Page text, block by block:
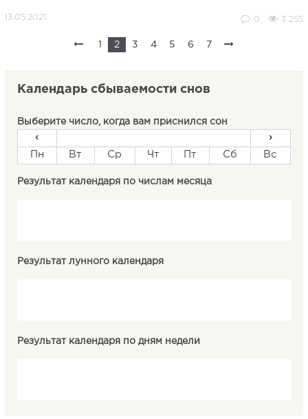
0 3 255
2 3 4 5 6 7
Календарь сбываемости снов
Выберите число, когда вам приснился сон
‹
›
Пн
Вт Ср Чт Пт Сб Вс
Результат календаря по числам месяца
Результат лунного календаря
Результат календаря по дням недели